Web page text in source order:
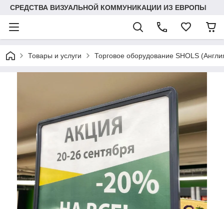
СРЕДСТВА ВИЗУАЛЬНОЙ КОММУНИКАЦИИ ИЗ ЕВРОПЫ
Товары и услуги Торговое оборудование SHOLS